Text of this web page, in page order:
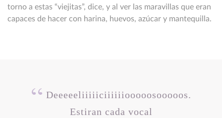
torno a estas “viejitas”, dice, y al ver las maravillas que eran
capaces de hacer con harina, huevos, azúcar y mantequilla.
Deeeeeliiiiiciiiiiiooooosooooos.
Estiran cada vocal